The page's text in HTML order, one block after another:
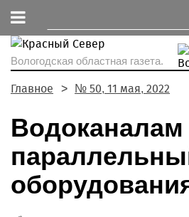
Вологодская областная газета.
Главное № 50, 11 мая, 2022